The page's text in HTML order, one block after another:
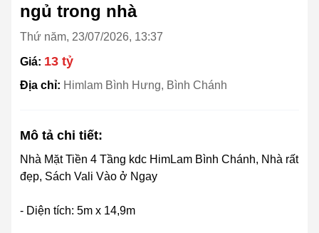
ngủ trong nhà
Thứ năm, 23/07/2026, 13:37
Giá: 13 tỷ
Địa chỉ: Himlam Bình Hưng, Bình Chánh
Mô tả chi tiết:
Nhà Mặt Tiền 4 Tầng kdc HimLam Bình Chánh, Nhà rất
đẹp, Sách Vali Vào ở Ngay
- Diện tích: 5m x 14,9m